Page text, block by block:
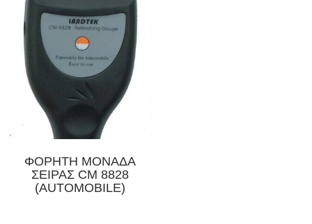
ΦΟΡΗΤΗ ΜΟΝΑΔΑ
ΣΕΙΡΑΣ CM 8828
(AUTOMOBILE)